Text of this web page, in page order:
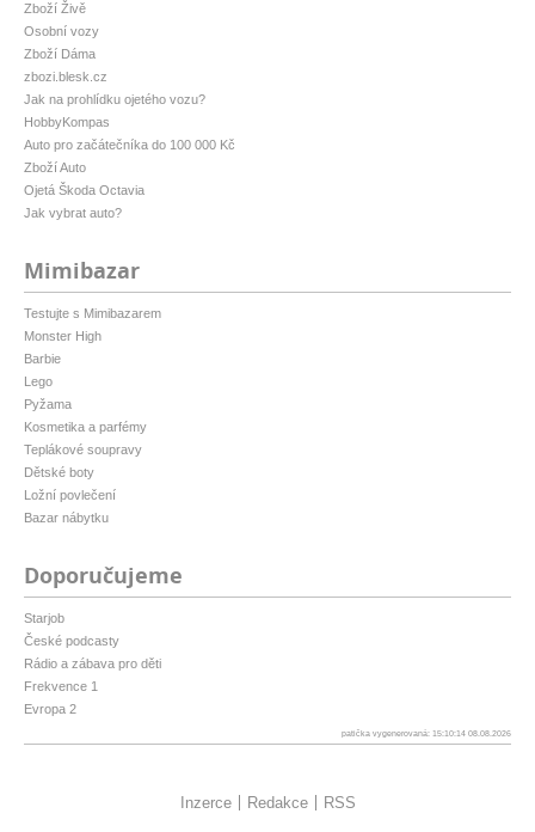
Zboží Živě
Osobní vozy
Zboží Dáma
zbozi.blesk.cz
Jak na prohlídku ojetého vozu?
HobbyKompas
Auto pro začátečníka do 100 000 Kč
Zboží Auto
Ojetá Škoda Octavia
Jak vybrat auto?
Mimibazar
Testujte s Mimibazarem
Monster High
Barbie
Lego
Pyžama
Kosmetika a parfémy
Teplákové soupravy
Dětské boty
Ložní povlečení
Bazar nábytku
Doporučujeme
Starjob
České podcasty
Rádio a zábava pro děti
Frekvence 1
Evropa 2
patička vygenerovaná: 15:10:14 08.08.2026
Inzerce Redakce RSS